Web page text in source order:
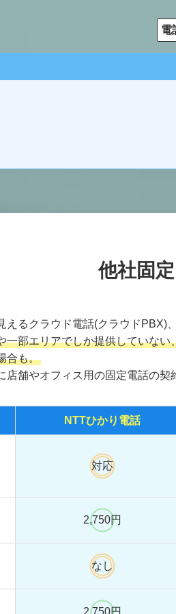
電
他社固
えるクラウド電話(クラウドPBX)、
一部エリアでしか提供していな
合も。
店舗やオフィス用の固定電話の契
NTTひかり 電話
対応
2,750円
なし